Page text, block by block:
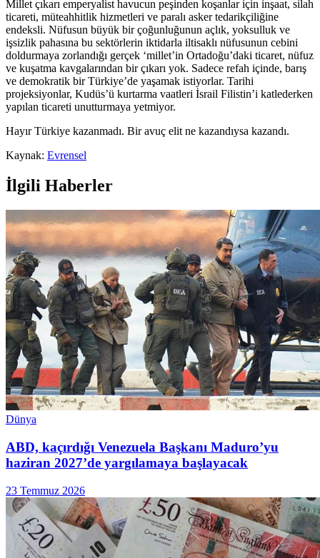
Millet çıkarı emperyalist havucun peşinden koşanlar için inşaat, silah
ticareti, müteahhitlik hizmetleri ve paralı asker tedarikçiliğine
endeksli. Nüfusun büyük bir çoğunluğunun açlık, yoksulluk ve
işsizlik pahasına bu sektörlerin iktidarla iltisaklı nüfusunun cebini
doldurmaya zorlandığı gerçek ‘millet’in Ortadoğu’daki ticaret, nüfuz
ve kuşatma kavgalarından bir çıkarı yok. Sadece refah içinde, barış
ve demokratik bir Türkiye’de yaşamak istiyorlar. Tarihi
projeksiyonlar, Kudüs’ü kurtarma vaatleri İsrail Filistin’i katlederken
yapılan ticareti unutturmaya yetmiyor.
Hayır Türkiye kazanmadı. Bir avuç elit ne kazandıysa kazandı.
Kaynak: Evrensel
İlgili Haberler
Dünya
ABD, kaçırdığı Venezuela Başkanı Maduro’yu
haziran 2027’de yargılamaya başlayacak
23 Temmuz 2026